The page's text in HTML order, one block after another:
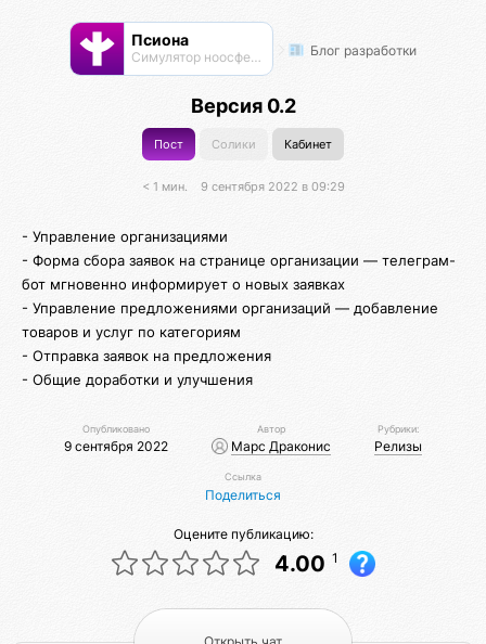
Псиона
Cимулятор ноосферы Блог разработки
Версия 0.2
Пост Солики Кабинет
< 1 мин. 9 сентября 2022 в 09:29
- Управление организациями
- Форма сбора заявок на странице организации — телеграм-
бот мгновенно информирует о новых заявках
- Управление предложениями организаций — добавление
товаров и услуг по категориям
- Отправка заявок на предложения
- Общие доработки и улучшения
Опубликовано
9 сентября 2022
Автор
Марс Драконис
Рубрики:
Релизы
Ссылка
Поделиться
Оцените публикацию:
4.00 1